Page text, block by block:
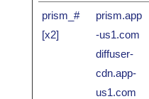
prism_#
[x2]
prism.app
-us1.com
diffuser-
cdn.app-
us1.com